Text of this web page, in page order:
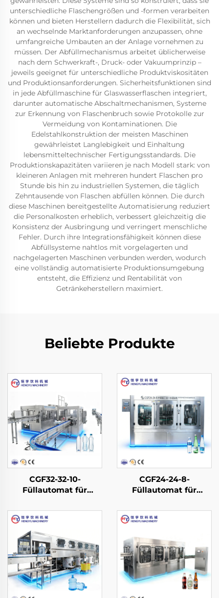
unterschiedliche Flaschengrößen und -formen verarbeiten
können und bieten Herstellern dadurch die Flexibilität, sich
an wechselnde Marktanforderungen anzupassen, ohne
umfangreiche Umbauten an der Anlage vornehmen zu
müssen. Der Abfüllmechanismus arbeitet üblicherweise
nach dem Schwerkraft-, Druck- oder Vakuumprinzip –
jeweils geeignet für unterschiedliche Produktviskositäten
und Produktionsanforderungen. Sicherheitsfunktionen sind
in jede Abfüllmaschine für Glaswasserflaschen integriert,
darunter automatische Abschaltmechanismen, Systeme
zur Erkennung von Flaschenbruch sowie Protokolle zur
Vermeidung von Kontaminationen. Die
Edelstahlkonstruktion der meisten Maschinen
gewährleistet Langlebigkeit und Einhaltung
lebensmitteltechnischer Fertigungsstandards. Die
Produktionskapazitäten variieren je nach Modell stark: von
kleineren Anlagen mit mehreren hundert Flaschen pro
Stunde bis hin zu industriellen Systemen, die täglich
Zehntausende von Flaschen abfüllen können. Die durch
diese Maschinen bereitgestellte Automatisierung reduziert
die Personalkosten erheblich, verbessert gleichzeitig die
Konsistenz der Ausbringung und verringert menschliche
Fehler. Durch ihre Integrationsfähigkeit können diese
Abfüllsysteme nahtlos mit vorgelagerten und
nachgelagerten Maschinen verbunden werden, wodurch
eine vollständig automatisierte Produktionsumgebung
entsteht, die Effizienz und Rentabilität von
Getränkeherstellern maximiert.
Beliebte Produkte
CGF32-32-10-
Füllautomat für
Flaschen
CGF24-24-8-
Füllautomat für
Flaschen